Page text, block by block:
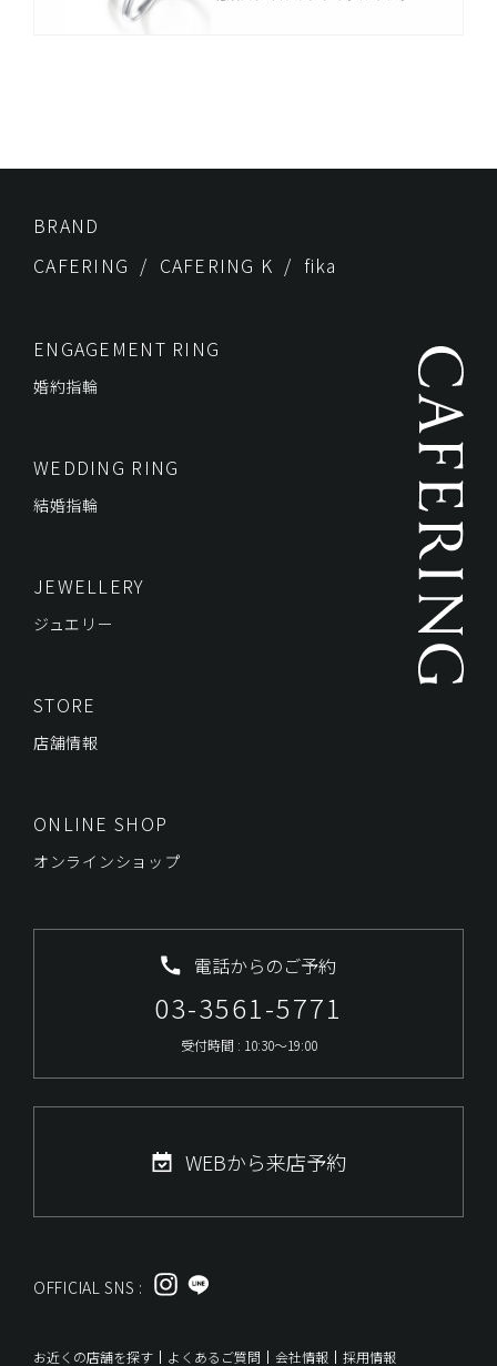
BRAND
CAFERING
CAFERING K fika
ENGAGEMENT RING
婚約指輪
WEDDING RING
結婚指輪
JEWELLERY
ジュエリー
STORE
店舗情報
ONLINE SHOP
オンラインショップ
電話からのご予約
03-3561-5771
受付時間 : 10:30～19:00
WEBから来店予約
OFFICIAL SNS :
お近くの店舗を探す よくあるご質問 会社情報 採用情報